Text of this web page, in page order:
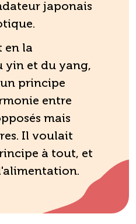
japonais
en la
yin et du yang,
principe
entre
mais
Il voulait
à tout, et